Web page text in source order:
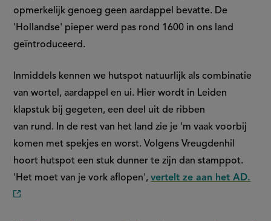
opmerkelijk genoeg geen aardappel bevatte. De
'Hollandse' pieper werd pas rond 1600 in ons land
geïntroduceerd.
Inmiddels kennen we hutspot natuurlijk als combinatie
van wortel, aardappel en ui. Hier wordt in Leiden
klapstuk bij gegeten, een deel uit de ribben
van rund. In de rest van het land zie je 'm vaak voorbij
komen met spekjes en worst. Volgens Vreugdenhil
hoort hutspot een stuk dunner te zijn dan stamppot.
'Het moet van je vork aflopen',vertelt ze aan het AD.
(externe